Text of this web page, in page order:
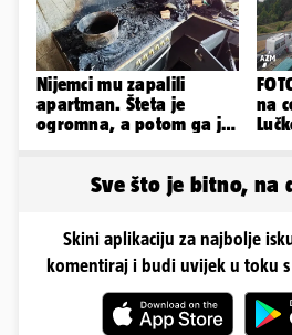
Nijemci mu zapalili
apartman. Šteta je
ogromna, a potom ga je
na
Sve što je bitno, na
Skini aplikaciju za najbolje
komentiraj i budi uvijek u toku